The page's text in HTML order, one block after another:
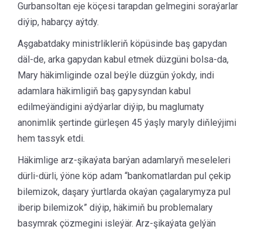
Gurbansoltan eje köçesi tarapdan gelmegini soraýarlar
diýip, habarçy aýtdy.
Aşgabatdaky ministrlikleriň köpüsinde baş gapydan
däl-de, arka gapydan kabul etmek düzgüni bolsa-da,
Mary häkimliginde ozal beýle düzgün ýokdy, indi
adamlara häkimligiň baş gapysyndan kabul
edilmeýändigini aýdýarlar diýip, bu maglumaty
anonimlik şertinde gürleşen 45 ýaşly maryly diňleýjimi
hem tassyk etdi.
Häkimlige arz-şikaýata barýan adamlaryň meseleleri
dürli-dürli, ýöne köp adam “bankomatlardan pul çekip
bilemizok, daşary ýurtlarda okaýan çagalarymyza pul
iberip bilemizok” diýip, häkimiň bu problemalary
basymrak çözmegini isleýär. Arz-şikaýata gelýän